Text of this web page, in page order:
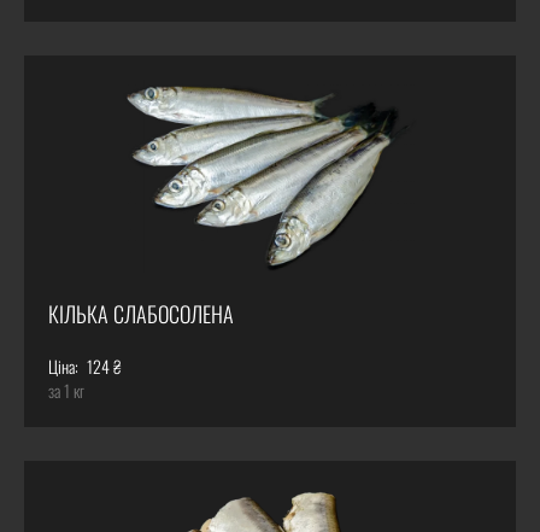
КІЛЬКА СЛАБОСОЛЕНА
Ціна: 124 ₴
за 1 кг